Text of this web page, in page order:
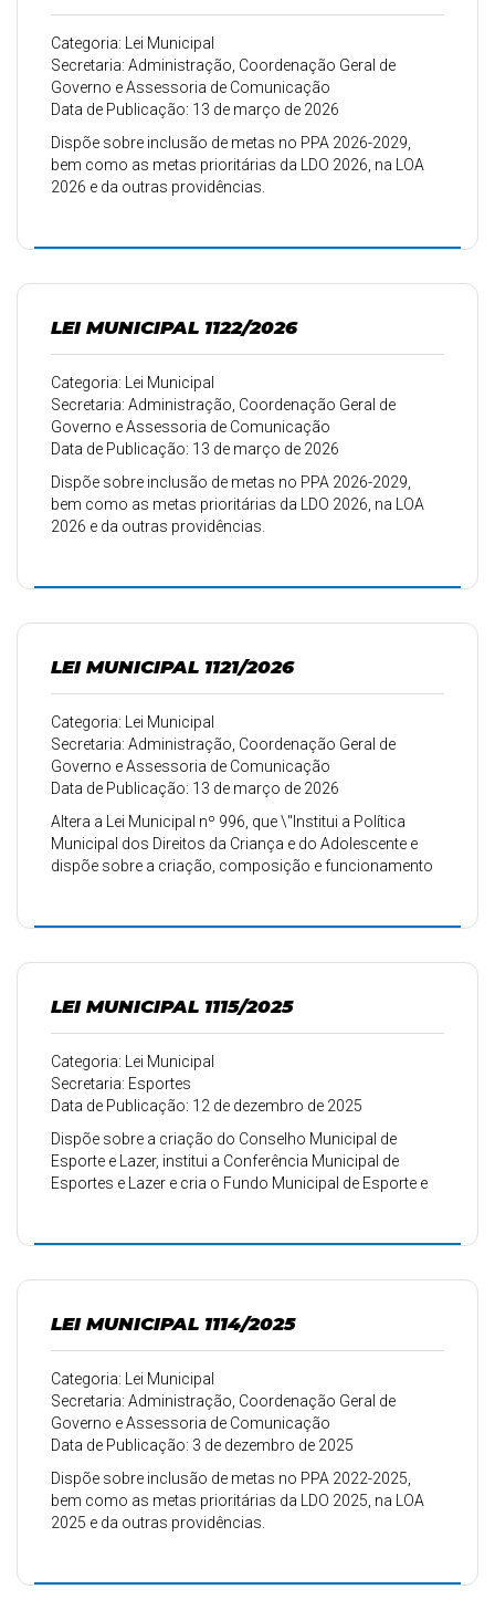
Categoria: Lei Municipal
Secretaria: Administração, Coordenação Geral de
Governo e Assessoria de Comunicação
Data de Publicação: 13 de março de 2026
Dispõe sobre inclusão de metas no PPA 2026-2029,
bem como as metas prioritárias da LDO 2026, na LOA
2026 e da outras providências.
LEI MUNICIPAL 1122/2026
Categoria: Lei Municipal
Secretaria: Administração, Coordenação Geral de
Governo e Assessoria de Comunicação
Data de Publicação: 13 de março de 2026
Dispõe sobre inclusão de metas no PPA 2026-2029,
bem como as metas prioritárias da LDO 2026, na LOA
2026 e da outras providências.
LEI MUNICIPAL 1121/2026
Categoria: Lei Municipal
Secretaria: Administração, Coordenação Geral de
Governo e Assessoria de Comunicação
Data de Publicação: 13 de março de 2026
Altera a Lei Municipal nº 996, que \"Institui a Política
Municipal dos Direitos da Criança e do Adolescente e
dispõe sobre a criação, composição e funcionamento
membros do Conselho Tutelar em processos
LEI MUNICIPAL 1115/2025
Categoria: Lei Municipal
Secretaria: Esportes
Data de Publicação: 12 de dezembro de 2025
Dispõe sobre a criação do Conselho Municipal de
Esporte e Lazer, institui a Conferência Municipal de
Esportes e Lazer e cria o Fundo Municipal de Esporte e
LEI MUNICIPAL 1114/2025
Categoria: Lei Municipal
Secretaria: Administração, Coordenação Geral de
Governo e Assessoria de Comunicação
Data de Publicação: 3 de dezembro de 2025
Dispõe sobre inclusão de metas no PPA 2022-2025,
bem como as metas prioritárias da LDO 2025, na LOA
2025 e da outras providências.